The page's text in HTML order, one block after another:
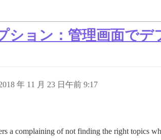
ション：管理画面で
年 11 月 23 日午前 9:17
a complaining of not finding the right topics